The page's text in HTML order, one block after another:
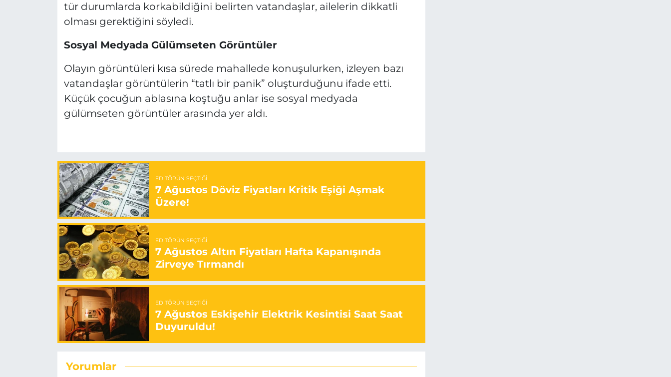
tür durumlarda korkabildiğini belirten vatandaşlar, ailelerin dikkatli
olması gerektiğini söyledi.
Sosyal Medyada Gülümseten Görüntüler
Olayın görüntüleri kısa sürede mahallede konuşulurken, izleyen bazı
vatandaşlar görüntülerin “tatlı bir panik” oluşturduğunu ifade etti.
Küçük çocuğun ablasına koştuğu anlar ise sosyal medyada
gülümseten görüntüler arasında yer aldı.
EDITÖRÜN SEÇTIĞI
7 Ağustos Döviz Fiyatları Kritik Eşiği Aşmak
Üzere!
EDITÖRÜN SEÇTIĞI
7 Ağustos Altın Fiyatları Hafta Kapanışında
Zirveye Tırmandı
EDITÖRÜN SEÇTIĞI
7 Ağustos Eskişehir Elektrik Kesintisi Saat Saat
Duyuruldu!
Yorumlar